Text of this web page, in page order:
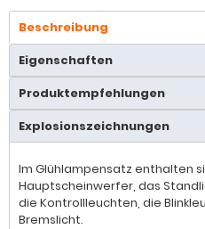
Beschreibung
Eigenschaften
Produktempfehlungen
Explosionszeichnungen
Im Glühlampensatz enthalten
Hauptscheinwerfer, das
die Kontrollleuchten, die
Bremslicht.